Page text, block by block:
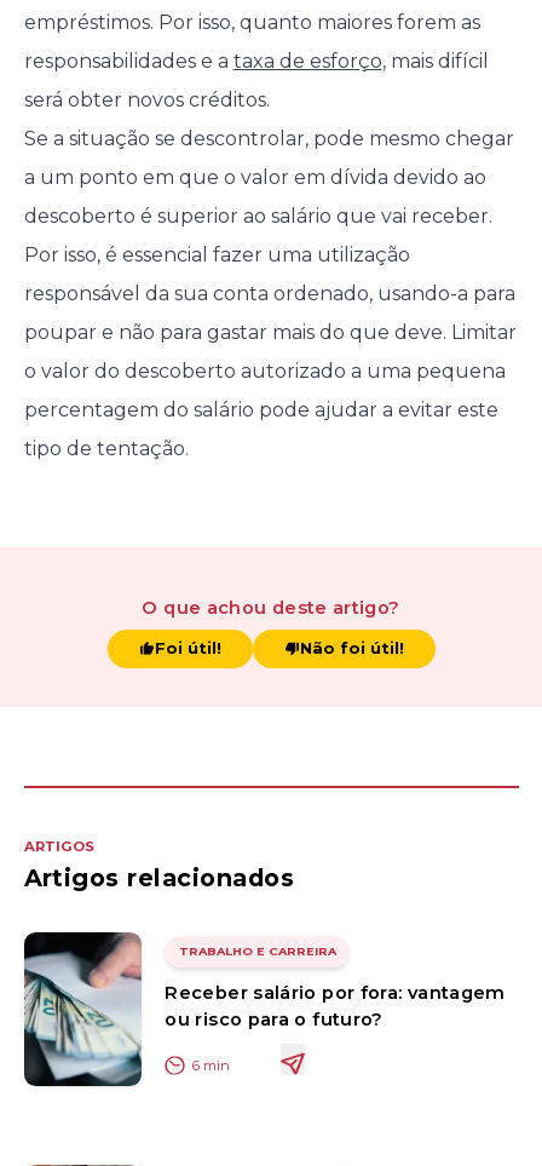
empréstimos. Por isso, quanto maiores forem as
responsabilidades e a taxa de esforço, mais difícil
será obter novos créditos.
Se a situação se descontrolar, pode mesmo chegar
a um ponto em que o valor em dívida devido ao
descoberto é superior ao salário que vai receber.
Por isso, é essencial fazer uma utilização
responsável da sua conta ordenado, usando-a para
poupar e não para gastar mais do que deve. Limitar
o valor do descoberto autorizado a uma pequena
percentagem do salário pode ajudar a evitar este
tipo de tentação.
O que achou deste artigo?
Foi útil! Não foi útil!
ARTIGOS
Artigos relacionados
TRABALHO E CARREIRA
Receber salário por fora: vantagem
ou risco para o futuro?
6 min